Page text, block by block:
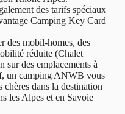
des tarifs spéciaux
Camping Key Card
des mobil-homes, des
réduite (Chalet
sur des emplacements à
un camping ANWB vous
chères dans la destination
les Alpes et en Savoie